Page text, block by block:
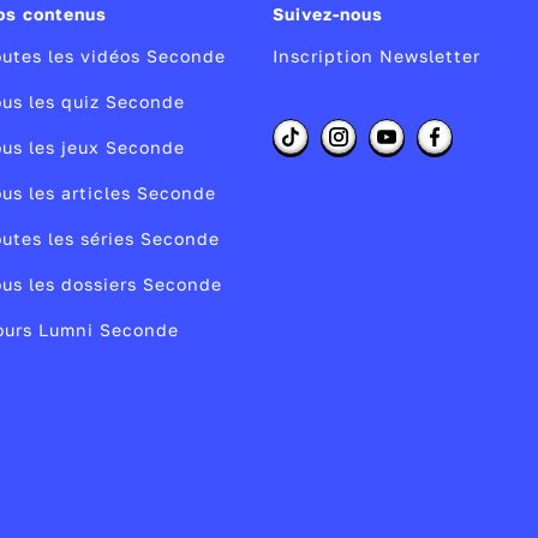
,
contenus
les vidéos Seconde
les quiz Seconde
les jeux Seconde
les articles Seconde
les séries Seconde
les dossiers Seconde
Lumni Seconde
Suivez-nous
Inscription Newsletter